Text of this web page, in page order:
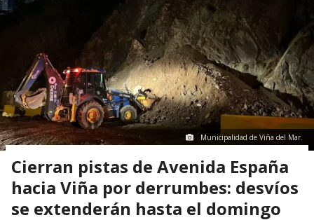
Municipalidad de Viña del Mar.
Cierran pistas de Avenida España
hacia Viña por derrumbes: desvíos
se extenderán hasta el domingo